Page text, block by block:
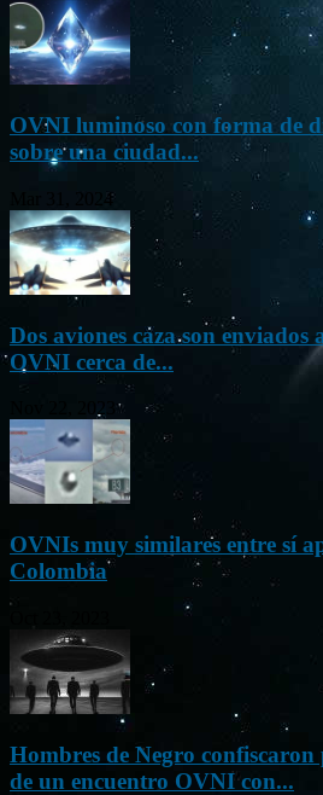
OVNI luminoso con forma de
sobre una ciudad...
Mar 31, 2024
Dos aviones caza son
OVNI cerca de...
OVNIs muy similares entre sí
Colombia
Hombres de Negro
de un encuentro OVNI con...